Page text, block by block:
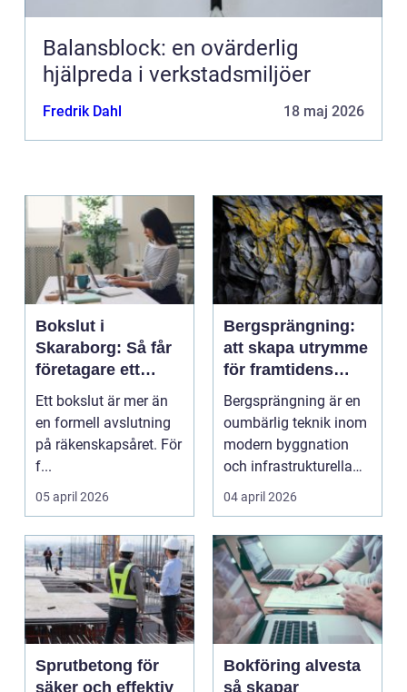
Balansblock: en ovärderlig
hjälpreda i verkstadsmiljöer
Fredrik Dahl 18 maj 2026
Bokslut i
Skaraborg: Så får
företagare ett
tryggt avslut på
året
Ett bokslut är mer än
en formell avslutning
på räkenskapsåret. För
f...
05 april 2026
Bergsprängning:
att skapa utrymme
för framtidens
infrastruktur
Bergsprängning är en
oumbärlig teknik inom
modern byggnation
och infrastrukturella
fr...
04 april 2026
Sprutbetong för
säker och effektiv
Bokföring alvesta
så skapar